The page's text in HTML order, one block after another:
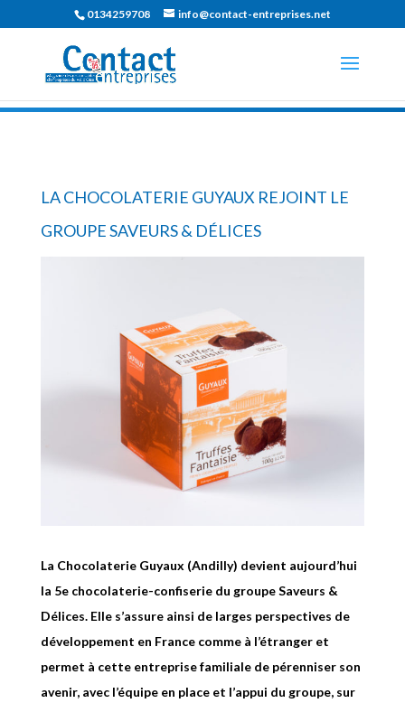
0134259708 info@contact-entreprises.net
LA CHOCOLATERIE GUYAUX REJOINT LE
GROUPE SAVEURS & DÉLICES
La Chocolaterie Guyaux (Andilly) devient aujourd’hui
la 5e chocolaterie-confiserie du groupe Saveurs &
Délices. Elle s’assure ainsi de larges perspectives de
développement en France comme à l’étranger et
permet à cette entreprise familiale de pérenniser son
avenir, avec l’équipe en place et l’appui du groupe, sur